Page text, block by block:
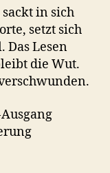
in sich
setzt sich
Das Lesen
die Wut.